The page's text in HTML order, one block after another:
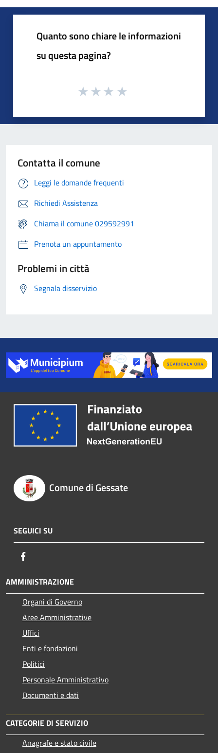
Quanto sono chiare le informazioni
su questa pagina?
Contatta il comune
Leggi le domande frequenti
Richiedi Assistenza
Chiama il comune 029592991
Prenota un appuntamento
Problemi in città
Segnala disservizio
Comune di Gessate
SEGUICI SU
AMMINISTRAZIONE
Organi di Governo
Aree Amministrative
Uffici
Enti e fondazioni
Politici
Personale Amministrativo
Documenti e dati
CATEGORIE DI SERVIZIO
Anagrafe e stato civile